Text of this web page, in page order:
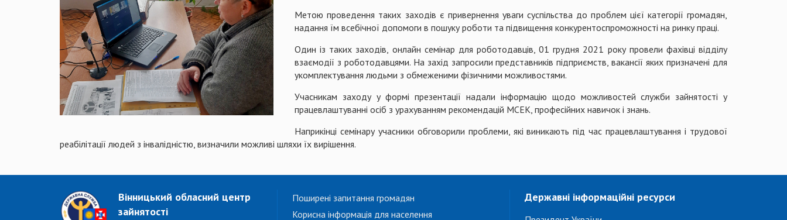
Метою проведення таких заходів є привернення уваги суспільства до проблем цієї категорії громадян,
надання їм всебічної допомоги в пошуку роботи та підвищення конкурентоспроможності на ринку праці.
Один із таких заходів, онлайн семінар для роботодавців, 01 грудня 2021 року провели фахівці відділу
взаємодії з роботодавцями. На захід запросили представників підприємств, вакансії яких призначені для
укомплектування людьми з обмеженими фізичними можливостями.
Учасникам заходу у формі презентації надали інформацію щодо можливостей служби зайнятості у
працевлаштуванні осіб з урахуванням рекомендацій МСЕК, професійних навичок і знань.
Наприкінці семінару учасники обговорили проблеми, які виникають під час працевлаштування і трудової
реабілітації людей з інвалідністю, визначили можливі шляхи їх вирішення.
Вінницький обласний центр
зайнятості
Поширені запитання громадян
Корисна інформація для населення
Державні інформаційні ресурси